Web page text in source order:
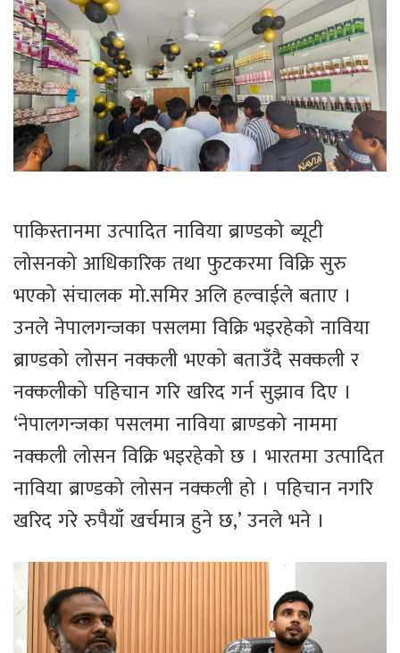
पाकिस्तानमा उत्पादित नाविया ब्राण्डको ब्यूटी
लोसनको आधिकारिक तथा फुटकरमा विक्रि सुरु
भएको संचालक मो.समिर अलि हल्वाईले बताए ।
उनले नेपालगन्जका पसलमा विक्रि भइरहेको नाविया
ब्राण्डको लोसन नक्कली भएको बताउँदै सक्कली र
नक्कलीको पहिचान गरि खरिद गर्न सुझाव दिए ।
‘नेपालगन्जका पसलमा नाविया ब्राण्डको नाममा
नक्कली लोसन विक्रि भइरहेको छ । भारतमा उत्पादित
नाविया ब्राण्डको लोसन नक्कली हो । पहिचान नगरि
खरिद गरे रुपैयाँ खर्चमात्र हुने छ,’ उनले भने ।